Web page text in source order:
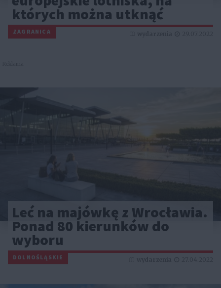
których można utknąć
ZAGRANICA
Leć na majówkę z Wrocławia.
Ponad 80 kierunków do
wyboru
DOLNOŚLĄSKIE